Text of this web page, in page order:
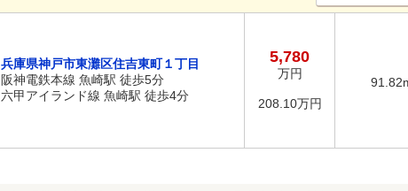
兵庫県神戸市東灘区住吉東町１丁目
阪神電鉄本線 魚崎駅 徒歩5分
六甲アイランド線 魚崎駅 徒歩4分
5,780
万円
208.10万円